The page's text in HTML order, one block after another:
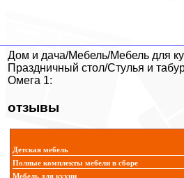
Дом и дача/Мебель/Мебель для
Праздничный стол/Стулья и
Омега 1:
отзывы
Детская мебель
Полные комплекты мебели в сборе
Мебель для кухни